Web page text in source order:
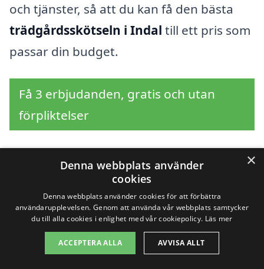
och tjänster, så att du kan få den bästa
trädgårdsskötseln i Indal till ett pris som
passar din budget.
Få 3 erbjudanden, gratis och utan
förpliktelser
Sök efter en
professionell för
trädgårdsskötsel i
andra städer nära Indal
×
Denna webbplats använder
cookies
Denna webbplats använder cookies för att förbättra
användarupplevelsen. Genom att använda vår webbplats samtycker
du till alla cookies i enlighet med vår cookiepolicy. Läs mer
ACCEPTERA ALLA AVVISA ALLT